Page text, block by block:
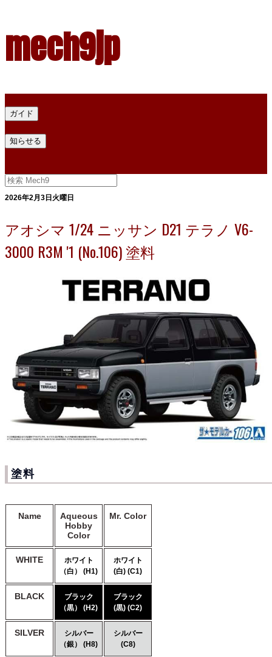
mech9jp
ガイド
知らせる
2026年2月3日火曜日
アオシマ 1/24 ニッサン D21 テラノ V6-
3000 R3M '1 (No.106) 塗料
塗料
Name
Aqueous
Hobby
Color
Mr. Color
WHITE
ホワイト
（白） (H1)
ホワイト
(白) (C1)
BLACK
ブラック
（黒） (H2)
ブラック
(黒) (C2)
SILVER
シルバー
（銀） (H8)
シルバー
(C8)